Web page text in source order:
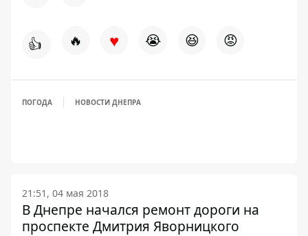
👍 🔥 ♥ 😭 😆 😡
ПОГОДА НОВОСТИ ДНЕПРА
21:51, 04 мая 2018
В Днепре начался ремонт дороги на
проспекте Дмитрия Яворницкого